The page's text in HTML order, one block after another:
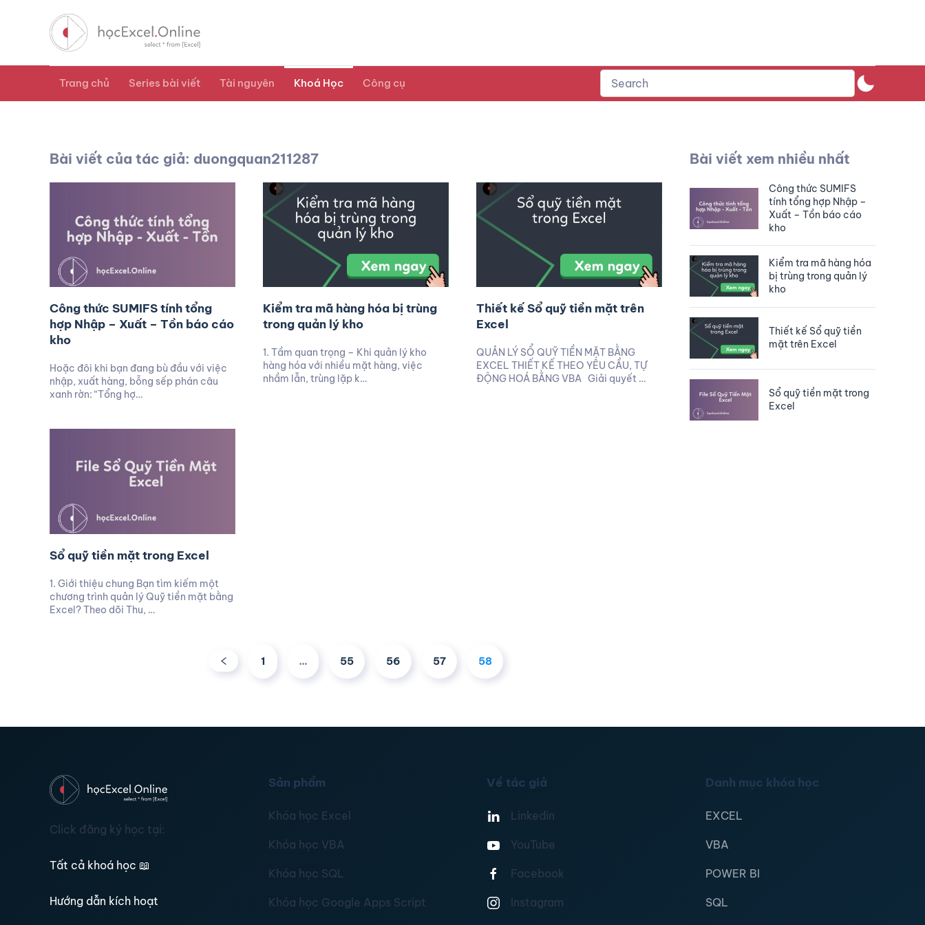
Trang chủ Series bài viết Tài nguyên Khoá Học Công cụ
Bài viết của tác giả: duongquan211287
Công thức SUMIFS tính tổng
hợp Nhập – Xuất – Tồn báo cáo
kho
Hoặc đôi khi bạn đang bù đầu với việc
nhập, xuất hàng, bỗng sếp phán câu
xanh rờn: “Tổng hợ…
Kiểm tra mã hàng hóa bị trùng
trong quản lý kho
1. Tầm quan trọng – Khi quản lý kho
hàng hóa với nhiều mặt hàng, việc
nhầm lẫn, trùng lặp k…
Thiết kế Sổ quỹ tiền mặt trên
Excel
QUẢN LÝ SỔ QUỸ TIỀN MẶT BẰNG
EXCEL THIẾT KẾ THEO YÊU CẦU, TỰ
ĐỘNG HOÁ BẰNG VBA Giải quyết …
Sổ quỹ tiền mặt trong Excel
1. Giới thiệu chung Bạn tìm kiếm một
chương trình quản lý Quỹ tiền mặt bằng
Excel? Theo dõi Thu, …
1 … 55 56 57 58
Bài viết xem nhiều nhất
Công thức SUMIFS
tính tổng hợp Nhập –
Xuất – Tồn báo cáo
kho
Kiểm tra mã hàng hóa
bị trùng trong quản lý
kho
Thiết kế Sổ quỹ tiền
mặt trên Excel
Sổ quỹ tiền mặt trong
Excel
Click đăng ký học tại:
Tất cả khoá học 📖
Hướng dẫn kích hoạt
Sản phẩm
Khóa học Excel
Khóa học VBA
Khóa học SQL
Khóa học Google Apps Script
Về tác giả
Linkedin
YouTube
Facebook
Instagram
Danh mục khóa học
EXCEL
VBA
POWER BI
SQL